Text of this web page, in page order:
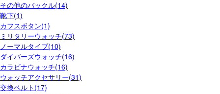
その他のバックル(14)
靴下(1)
カフスボタン(1)
ミリタリーウォッチ(73)
ノーマルタイプ(10)
ダイバーズウォッチ(16)
カラビナウォッチ(16)
ウォッチアクセサリー(31)
交換ベルト(17)